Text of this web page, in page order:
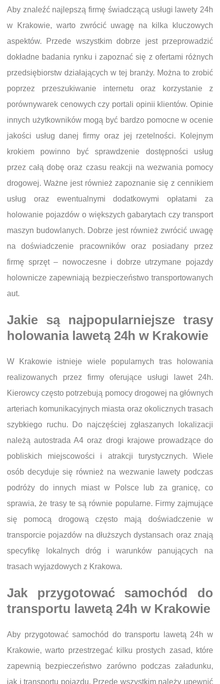
Aby znaleźć najlepszą firmę świadczącą usługi lawety 24h
w Krakowie, warto zwrócić uwagę na kilka kluczowych
aspektów. Przede wszystkim dobrze jest przeprowadzić
dokładne badania rynku i zapoznać się z ofertami różnych
przedsiębiorstw działających w tej branży. Można to zrobić
poprzez przeszukiwanie internetu oraz korzystanie z
porównywarek cenowych czy portali opinii klientów. Opinie
innych użytkowników mogą być bardzo pomocne w ocenie
jakości usług danej firmy oraz jej rzetelności. Kolejnym
krokiem powinno być sprawdzenie dostępności usług
przez całą dobę oraz czasu reakcji na wezwania pomocy
drogowej. Ważne jest również zapoznanie się z cennikiem
usług oraz ewentualnymi dodatkowymi opłatami za
holowanie pojazdów o większych gabarytach czy transport
maszyn budowlanych. Dobrze jest również zwrócić uwagę
na doświadczenie pracowników oraz posiadany przez
firmę sprzęt – nowoczesne i dobrze utrzymane pojazdy
holownicze zapewniają bezpieczeństwo transportowanych
aut.
Jakie są najpopularniejsze trasy
holowania lawetą 24h w Krakowie
W Krakowie istnieje wiele popularnych tras holowania
realizowanych przez firmy oferujące usługi lawet 24h.
Kierowcy często potrzebują pomocy drogowej na głównych
arteriach komunikacyjnych miasta oraz okolicznych trasach
szybkiego ruchu. Do najczęściej zgłaszanych lokalizacji
należą autostrada A4 oraz drogi krajowe prowadzące do
pobliskich miejscowości i atrakcji turystycznych. Wiele
osób decyduje się również na wezwanie lawety podczas
podróży do innych miast w Polsce lub za granicę, co
sprawia, że trasy te są równie popularne. Firmy zajmujące
się pomocą drogową często mają doświadczenie w
transporcie pojazdów na dłuższych dystansach oraz znają
specyfikę lokalnych dróg i warunków panujących na
trasach wyjazdowych z Krakowa.
Jak przygotować samochód do
transportu lawetą 24h w Krakowie
Aby przygotować samochód do transportu lawetą 24h w
Krakowie, warto przestrzegać kilku prostych zasad, które
zapewnią bezpieczeństwo zarówno podczas załadunku,
jak i transportu pojazdu. Przede wszystkim należy upewnić